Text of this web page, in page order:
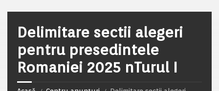
Delimitare sectii alegeri
pentru presedintele
Romaniei 2025 nTurul I